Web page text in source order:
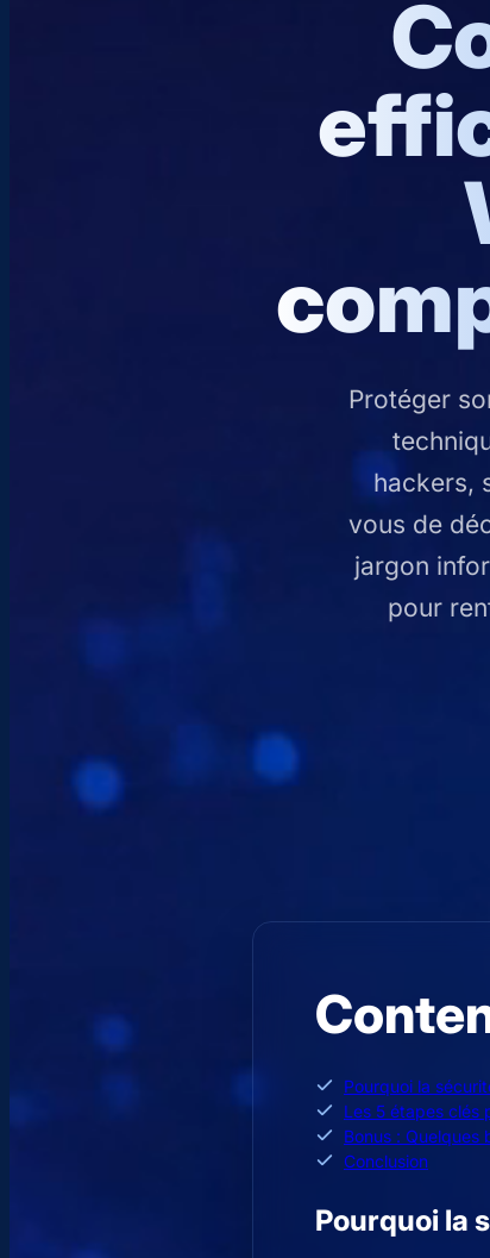
Protéger
hackers,
vous de
jargon
pour
Pourquoi la
Les 5 étapes clés
Bonus : Quelques
Conclusion
Pourquoi la